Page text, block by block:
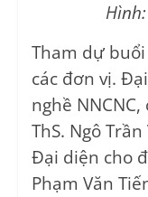
Tham dự
các đơn vị.
nghề NNCNC,
ThS. Ngô
Đại diện cho
Phạm Văn